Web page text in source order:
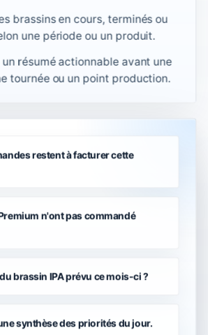
brassins en cours, terminés ou
une période ou un produit.
un résumé actionnable avant une
tournée ou un point production.
restent à facturer cette
n'ont pas commandé
brassin IPA prévu ce mois-ci ?
synthèse des priorités du jour.